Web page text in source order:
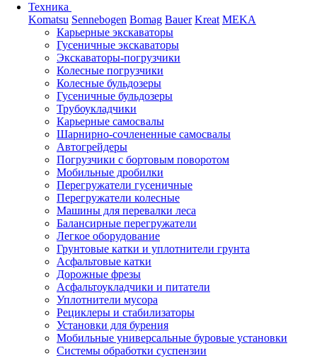
Техника
Komatsu Sennebogen Bomag Bauer Kreat MEKA
Карьерные экскаваторы
Гусеничные экскаваторы
Экскаваторы-погрузчики
Колесные погрузчики
Колесные бульдозеры
Гусеничные бульдозеры
Трубоукладчики
Карьерные самосвалы
Шарнирно-сочлененные cамосвалы
Автогрейдеры
Погрузчики с бортовым поворотом
Мобильные дробилки
Перегружатели гусеничные
Перегружатели колесные
Машины для перевалки леса
Балансирные перегружатели
Легкое оборудование
Грунтовые катки и уплотнители грунта
Асфальтовые катки
Дорожные фрезы
Асфальтоукладчики и питатели
Уплотнители мусора
Рециклеры и стабилизаторы
Установки для бурения
Мобильные универсальные буровые установки
Системы обработки суспензии